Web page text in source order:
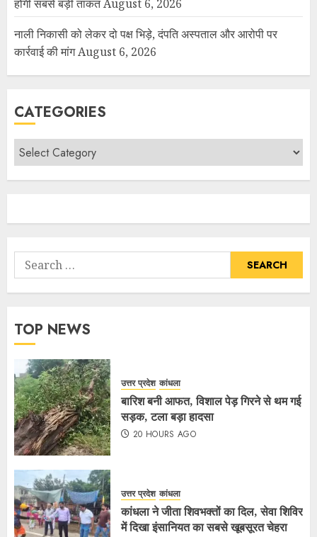
होगी सबसे बड़ी ताकतAugust 6, 2026
नाली निकासी को लेकर दो पक्ष भिड़े, दंपति अस्पताल और आरोपी पर
कार्रवाई की मांगAugust 6, 2026
CATEGORIES
TOP NEWS
उत्तर प्रदेश कांधला
बारिश बनी आफत, विशाल पेड़ गिरने से थम गई
सड़क, टला बड़ा हादसा
20 HOURS AGO
उत्तर प्रदेश कांधला
कांधला ने जीता शिवभक्तों का दिल, सेवा शिविर
में दिखा इंसानियत का सबसे खूबसूरत चेहरा